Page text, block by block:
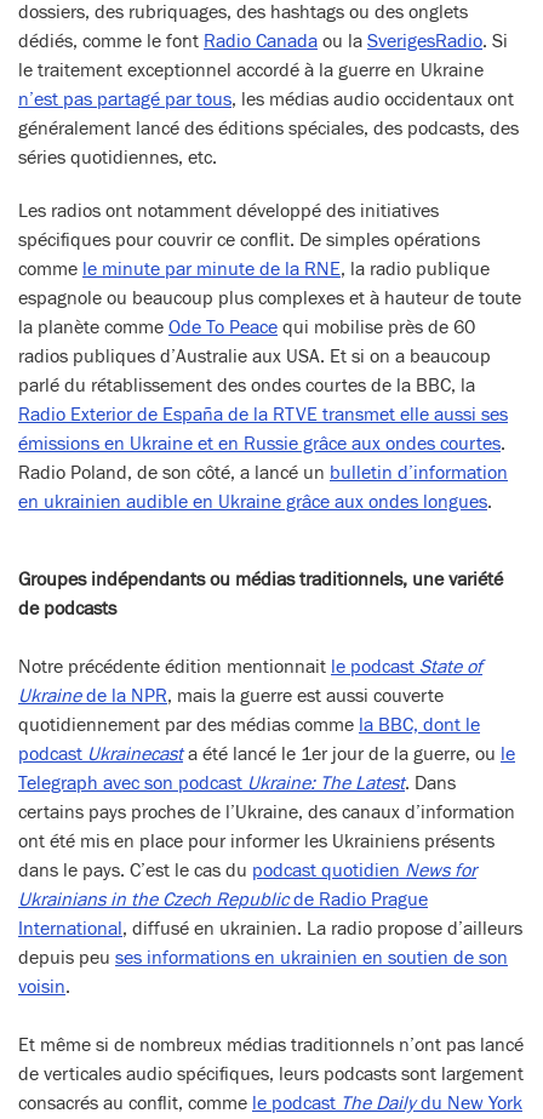
dossiers, des rubriquages, des hashtags ou des onglets
dédiés, comme le font Radio Canada ou la SverigesRadio. Si
le traitement exceptionnel accordé à la guerre en Ukraine
n’est pas partagé par tous, les médias audio occidentaux ont
généralement lancé des éditions spéciales, des podcasts, des
séries quotidiennes, etc.
Les radios ont notamment développé des initiatives
spécifiques pour couvrir ce conflit. De simples opérations
comme le minute par minute de la RNE, la radio publique
espagnole ou beaucoup plus complexes et à hauteur de toute
la planète comme Ode To Peace qui mobilise près de 60
radios publiques d’Australie aux USA. Et si on a beaucoup
parlé du rétablissement des ondes courtes de la BBC, la
Radio Exterior de España de la RTVE transmet elle aussi ses
émissions en Ukraine et en Russie grâce aux ondes courtes.
Radio Poland, de son côté, a lancé un bulletin d’information
en ukrainien audible en Ukraine grâce aux ondes longues.
Groupes indépendants ou médias traditionnels, une variété
de podcasts
Notre précédente édition mentionnait le podcast State of
Ukrainede la NPR, mais la guerre est aussi couverte
quotidiennement par des médias comme la BBC, dont le
podcast Ukrainecast a été lancé le 1er jour de la guerre, ou le
Telegraph avec son podcast Ukraine: The Latest. Dans
certains pays proches de l’Ukraine, des canaux d’information
ont été mis en place pour informer les Ukrainiens présents
dans le pays. C’est le cas du podcast quotidien News for
Ukrainians in the Czech Republicde Radio Prague
International, diffusé en ukrainien. La radio propose d’ailleurs
depuis peu ses informations en ukrainien en soutien de son
voisin.
Et même si de nombreux médias traditionnels n’ont pas lancé
de verticales audio spécifiques, leurs podcasts sont largement
consacrés au conflit, comme le podcast The Dailydu New York